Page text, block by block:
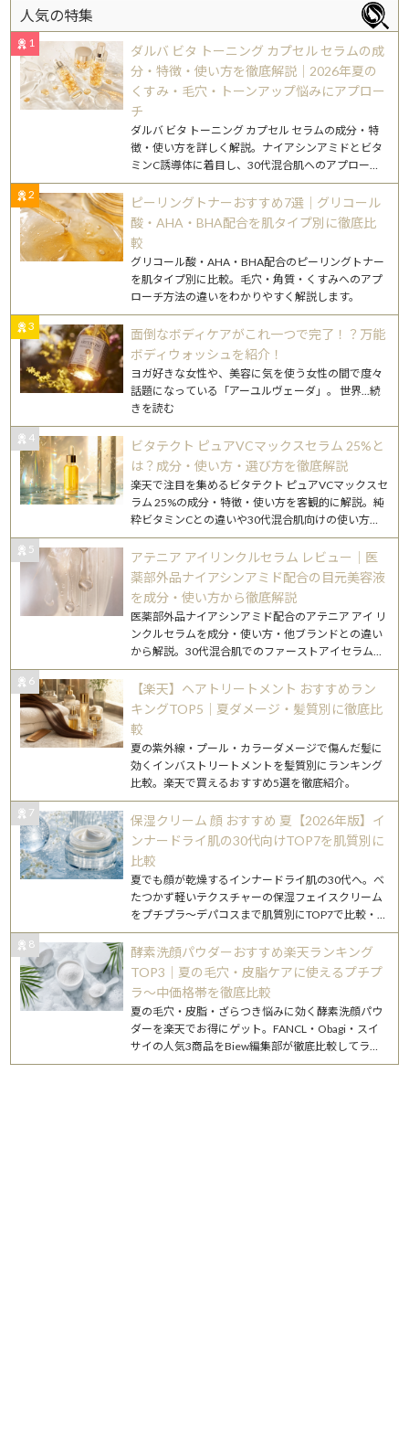
人気の特集
1
ダルバ ビタ トーニング カプセル セラムの成
分・特徴・使い方を徹底解説｜2026年夏の
くすみ・毛穴・トーンアップ悩みにアプロー
チ
ダルバ ビタ トーニング カプセル セラムの成分・特
徴・使い方を詳しく解説。ナイアシンアミドとビタ
ミンC誘導体に着目し、30代混合肌へのアプローチ
もわかりやすく紹介します。
2
ピーリングトナーおすすめ7選｜グリコール
酸・AHA・BHA配合を肌タイプ別に徹底比
較
グリコール酸・AHA・BHA配合のピーリングトナー
を肌タイプ別に比較。毛穴・角質・くすみへのアプ
ローチ方法の違いをわかりやすく解説します。
3
面倒なボディケアがこれ一つで完了！？万能
ボディウォッシュを紹介！
ヨガ好きな女性や、美容に気を使う女性の間で度々
話題になっている「アーユルヴェーダ」。 世界 ...続
きを読む
4
ビタテクト ピュアVCマックスセラム 25%と
は？成分・使い方・選び方を徹底解説
楽天で注目を集めるビタテクト ピュアVCマックスセ
ラム 25%の成分・特徴・使い方を客観的に解説。純
粋ビタミンCとの違いや30代混合肌向けの使い方も
詳述します。
5
アテニア アイリンクルセラム レビュー｜医
薬部外品ナイアシンアミド配合の目元美容液
を成分・使い方から徹底解説
医薬部外品ナイアシンアミド配合のアテニア アイ リ
ンクルセラムを成分・使い方・他ブランドとの違い
から解説。30代混合肌でのファーストアイセラム選
びに役立つガイドです。
6
【楽天】ヘアトリートメント おすすめラン
キングTOP5｜夏ダメージ・髪質別に徹底比
較
夏の紫外線・プール・カラーダメージで傷んだ髪に
効くインバストリートメントを髪質別にランキング
比較。楽天で買えるおすすめ5選を徹底紹介。
7
保湿クリーム 顔 おすすめ 夏【2026年版】イ
ンナードライ肌の30代向けTOP7を肌質別に
比較
夏でも顔が乾燥するインナードライ肌の30代へ。べ
たつかず軽いテクスチャーの保湿フェイスクリーム
をプチプラ〜デパコスまで肌質別にTOP7で比較・解
説します。
8
酵素洗顔パウダーおすすめ楽天ランキング
TOP3｜夏の毛穴・皮脂ケアに使えるプチプ
ラ〜中価格帯を徹底比較
夏の毛穴・皮脂・ざらつき悩みに効く酵素洗顔パウ
ダーを楽天でお得にゲット。FANCL・Obagi・スイ
サイの人気3商品をBiew編集部が徹底比較してラン
キング化。